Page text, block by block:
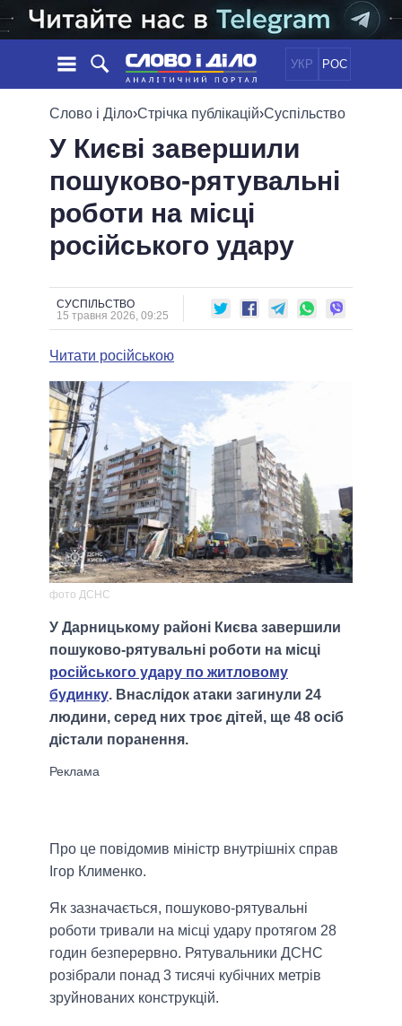
УКР РОС
НОВИНИ
СТРІЧКА
ПОДІЇ
СТАТТІ
ДУМКИ
ОГЛЯДИ
ДАЙДЖЕСТИ
ПОЛІТИКА
ЕКОНОМІКА
СУСПІЛЬСТВО
СВІТ
ОБIЦЯНКИ
ПОЛIТИКИ
УСІ ПОЛІТИКИ
ПРЕЗИДЕНТ І ОФІС
ВЕРХОВНА РАДА
КАБІНЕТ МІНІСТРІВ
МЕРИ МІСТ
ВСІ ПЕРСОНИ
ІНФОГРАФІКА
ПІДТРИМАТИ
ПОРІВНЯННЯ ПОЛІТИКІВ
Слово і Діло›Стрічка публікацій›Суспільство
У Києві завершили
пошуково-рятувальні
роботи на місці
російського удару
СУСПІЛЬСТВО
15 травня 2026, 09:25
Читати російською
фото ДСНС
У Дарницькому районі Києва завершили
пошуково-рятувальні роботи на місці
російського удару по житловому
будинку. Внаслідок атаки загинули 24
людини, серед них троє дітей, ще 48 осіб
дістали поранення.
Про це повідомив міністр внутрішніх справ
Ігор Клименко.
Як зазначається, пошуково-рятувальні
роботи тривали на місці удару протягом 28
годин безперервно. Рятувальники ДСНС
розібрали понад 3 тисячі кубічних метрів
зруйнованих конструкцій.